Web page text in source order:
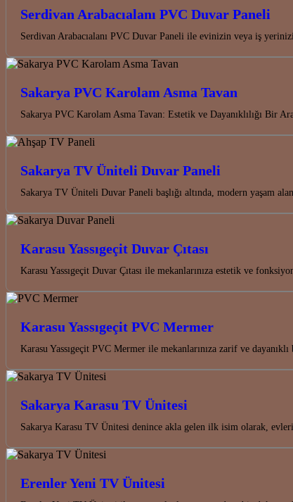
Serdivan Arabacıalanı PVC Duvar Paneli
Serdivan Arabacıalanı PVC Duvar Paneli ile evinizin veya iş
Sakarya PVC Karolam Asma Tavan
Sakarya PVC Karolam Asma Tavan: Estetik ve Dayanıklılığı Bir
Sakarya TV Üniteli Duvar Paneli
Sakarya TV Üniteli Duvar Paneli başlığı altında, modern yaşam
Karasu Yassıgeçit Duvar Çıtası
Karasu Yassıgeçit Duvar Çıtası ile mekanlarınıza estetik ve
Karasu Yassıgeçit PVC Mermer
Karasu Yassıgeçit PVC Mermer ile mekanlarınıza zarif ve
Sakarya Karasu TV Ünitesi
Sakarya Karasu TV Ünitesi denince akla gelen ilk isim olarak,
Erenler Yeni TV Ünitesi